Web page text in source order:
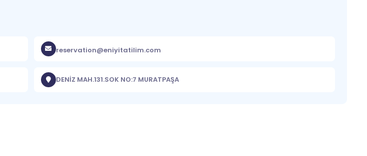
reservation@eniyitatilim.com
DENİZ MAH.131.SOK NO:7 MURATPAŞA